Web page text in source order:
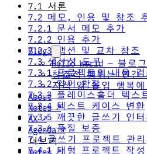
Blog
Hello World — 블로
창조적 행위는 인간
지식 앎 몰입 행복
About
Notes ↗
AX ↗
Agenda ↗
더보기
7.1 서론
7.2 메모, 인용 및 참조
7.2.1 문서 메모 추가
7.2.2 인용 추가
7.2.3 캡션 및 교차 참조
7.3 생산성 도구
7.3.1 프로젝트의 내용 검
7.3.2 약어 확장
7.3.3 플레이스홀더 텍스
7.3.4 텍스트 케이스 변환
7.3.5 깨끗한 글쓰기 인터
7.3.6 품질 보증
7.4 글쓰기 프로젝트 관리
7.4.1 대형 프로젝트 작성